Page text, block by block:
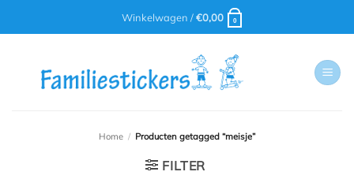
Winkelwagen /€0,00 0
Home / Producten getagged “meisje”
FILTER